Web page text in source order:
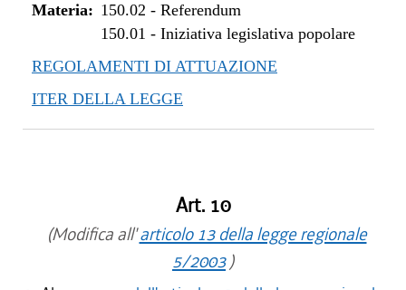
Materia: 150.02 - Referendum
150.01 - Iniziativa legislativa popolare
REGOLAMENTI DI ATTUAZIONE
ITER DELLA LEGGE
Art. 10
(Modifica all'articolo 13 della legge regionale
5/2003)